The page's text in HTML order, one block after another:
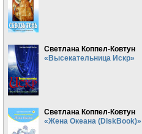
Светлана Коппел-Ковтун
«Высекательница Искр»
Светлана Коппел-Ковтун
«Жена Океана (DiskBook)»